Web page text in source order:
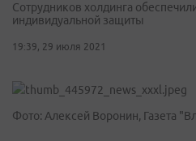
Сотрудников холдинга
индивидуальной защиты
19:39, 29 июля 2021
Фото: Алексей Воронин, Газета